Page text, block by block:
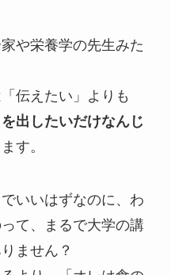
や栄養学の先生みた
伝えたい」よりも
出したいだけなんじ
す。
いいはずなのに、わ
て、まるで大学の講
ません？